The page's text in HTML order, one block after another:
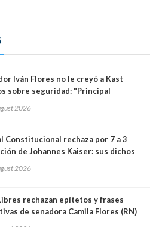
Iván Flores no le creyó a Kast
sobre seguridad: "Principal
ruta del dinero y levantar secreto
2026
Constitucional rechaza por 7 a 3
de Johannes Kaiser: sus dichos
constitucional porque no es diputado
2026
rechazan epítetos y frases
de senadora Camila Flores (RN)